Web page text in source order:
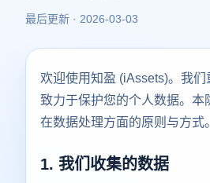
最后更新 · 2026-03-03
欢迎使用知盈 (iAssets)。我
致力于保护您的个人数据。本
在数据处理方面的原则与方式。
1. 我们收集的数据